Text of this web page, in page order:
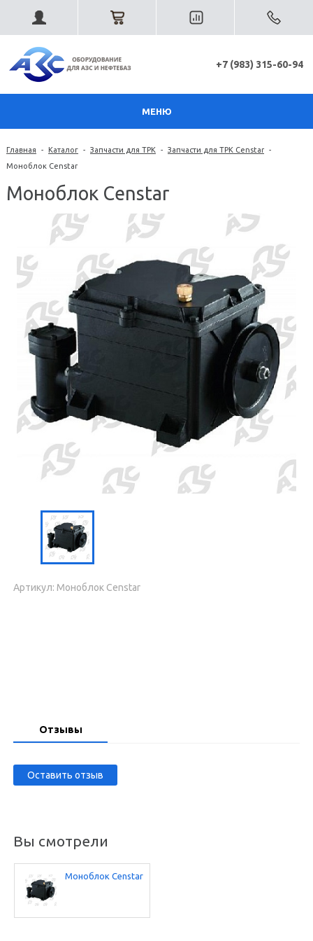
+7 (983) 315-60-94
МЕНЮ
Главная - Каталог - Запчасти для ТРК - Запчасти для ТРК Censtar -
Моноблок Censtar
Моноблок Censtar
Артикул: Моноблок Censtar
Отзывы
Оставить отзыв
Вы смотрели
Моноблок Censtar